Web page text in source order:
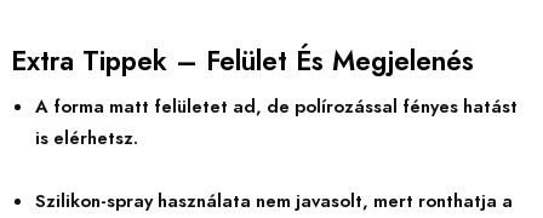
Extra Tippek – Felület És Megjelenés
A forma matt felületet ad, de polírozással fényes hatást
is elérhetsz.
Szilikon-spray használata nem javasolt, mert ronthatja a